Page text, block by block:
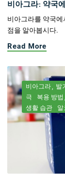
비아그라: 약국
비아그라를 약국
점을 알아봅시다.
Read More
비아그라 발
극
복용 방법
생활 습관
알